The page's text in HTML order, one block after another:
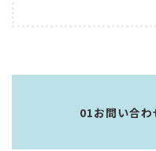
01お問い合わ